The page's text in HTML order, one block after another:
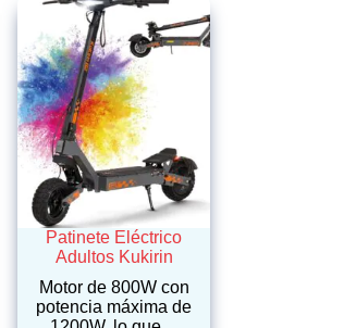
Patinete Eléctrico
Adultos Kukirin
Motor de 800W con
potencia máxima de